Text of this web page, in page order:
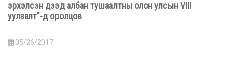
эрхэлсэн дээд албан тушаалтны олон улсын VIII
уулзалт"-д оролцов
05/26/2017